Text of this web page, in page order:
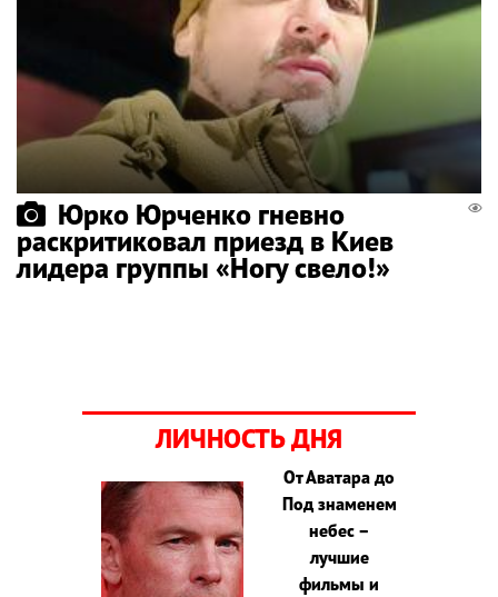
Юрко Юрченко гневно
раскритиковал приезд в Киев
лидера группы «Ногу свело!»
ЛИЧНОСТЬ ДНЯ
От Аватара до
Под знаменем
небес –
лучшие
фильмы и